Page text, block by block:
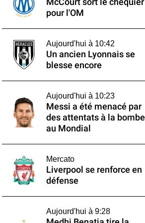
McCourt sort le chéquier
pour l'OM
Aujourd'hui à 10:42
Un ancien Lyonnais se
blesse encore
Aujourd'hui à 10:23
Messi a été menacé par
des attentats à la bombe
au Mondial
Mercato
Liverpool se renforce en
défense
Aujourd'hui à 9:28